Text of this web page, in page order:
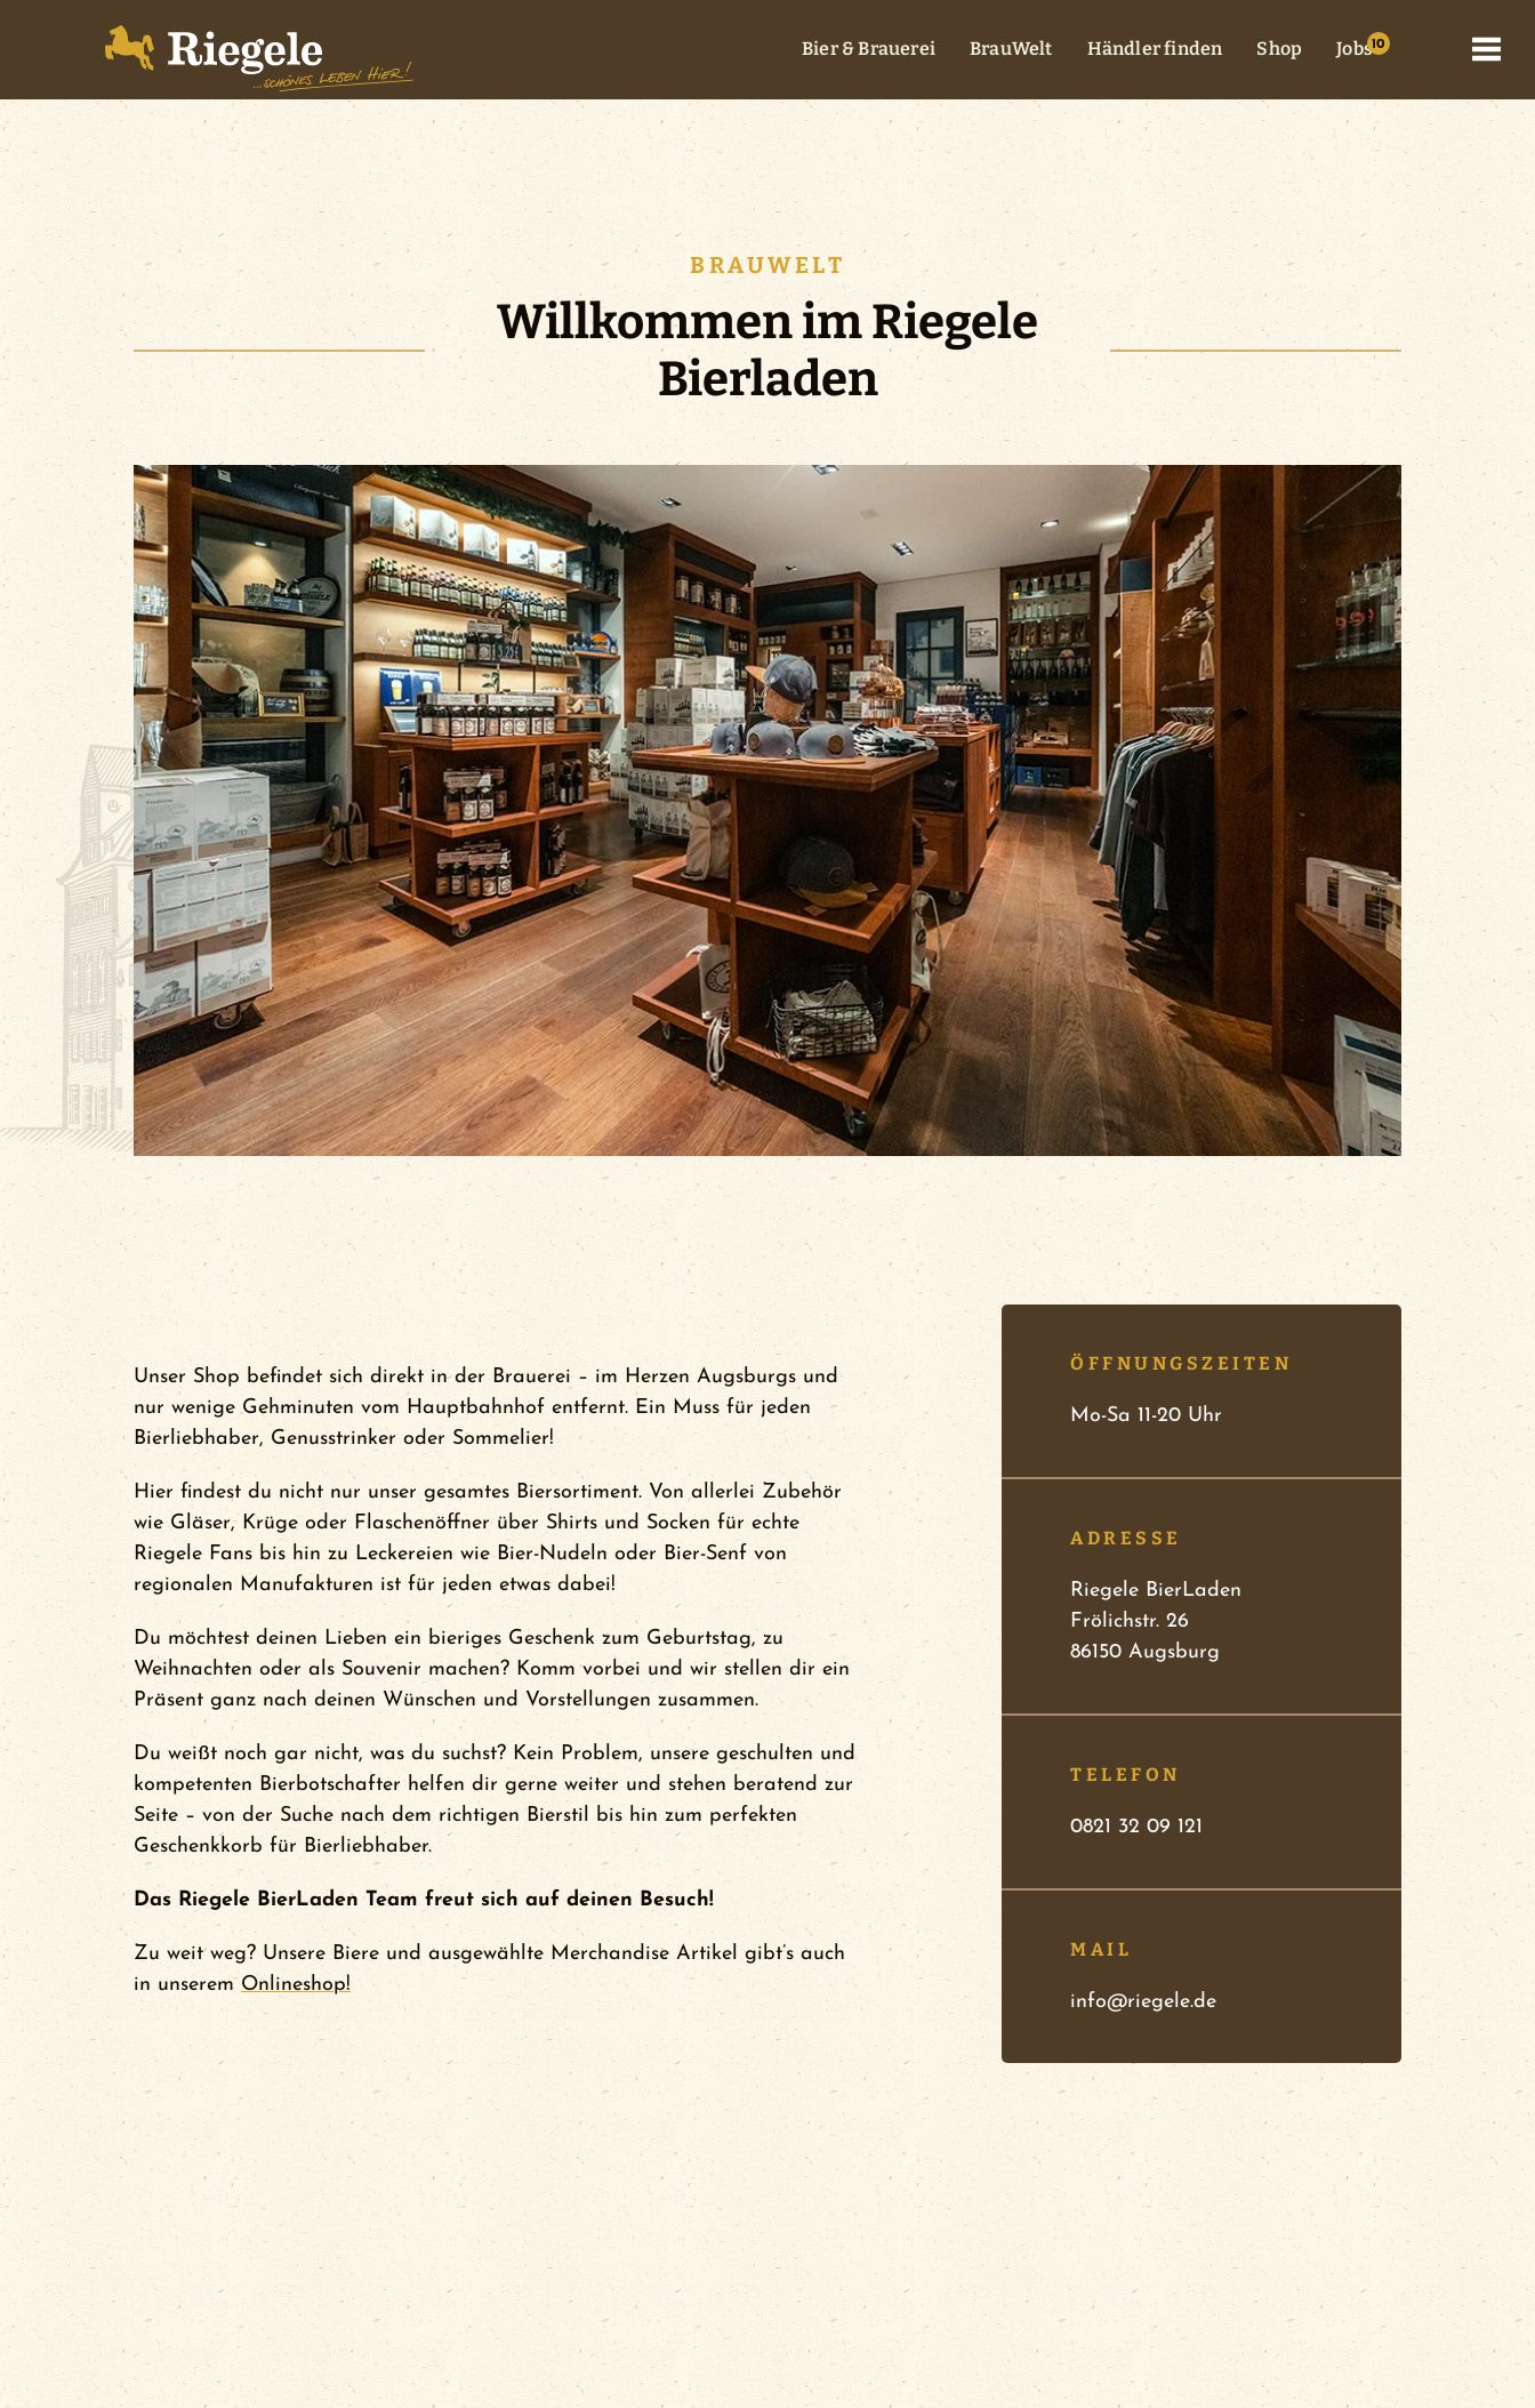
Biere
Brauerei
BrauWelt
Shop
Wirtshaus
BierFlug
Jobs
Händlersuche
Newsletter
Kontakt
Ansprechpartner
News
Events
FCA Gewinnspiel
Bier & Brauerei BrauWelt Händler finden Shop Jobs
BRAUWELT
Willkommen im Riegele
Bierladen
Unser Shop befindet sich direkt in der Brauerei – im Herzen Augsburgs und
nur wenige Gehminuten vom Hauptbahnhof entfernt. Ein Muss für jeden
Bierliebhaber, Genusstrinker oder Sommelier!
Hier findest du nicht nur unser gesamtes Biersortiment. Von allerlei Zubehör
wie Gläser, Krüge oder Flaschenöffner über Shirts und Socken für echte
Riegele Fans bis hin zu Leckereien wie Bier-Nudeln oder Bier-Senf von
regionalen Manufakturen ist für jeden etwas dabei!
Du möchtest deinen Lieben ein bieriges Geschenk zum Geburtstag, zu
Weihnachten oder als Souvenir machen? Komm vorbei und wir stellen dir ein
Präsent ganz nach deinen Wünschen und Vorstellungen zusammen.
Du weißt noch gar nicht, was du suchst? Kein Problem, unsere geschulten und
kompetenten Bierbotschafter helfen dir gerne weiter und stehen beratend zur
Seite – von der Suche nach dem richtigen Bierstil bis hin zum perfekten
Geschenkkorb für Bierliebhaber.
Das Riegele BierLaden Team freut sich auf deinen Besuch!
Zu weit weg? Unsere Biere und ausgewählte Merchandise Artikel gibt’s auch
in unserem Onlineshop!
ÖFFNUNGSZEITEN
Mo-Sa 11-20 Uhr
ADRESSE
Riegele BierLaden
Frölichstr. 26
86150 Augsburg
TELEFON
0821 32 09 121
MAIL
info@riegele.de